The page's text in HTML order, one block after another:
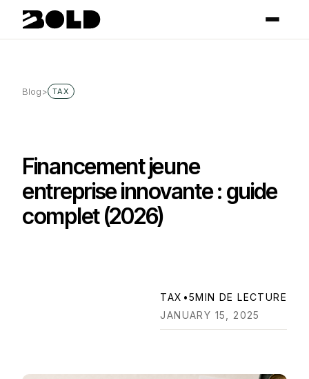
Blog> TAX
Financement jeune
entreprise innovante : guide
complet (2026)
TAX •5MIN DE LECTURE
JANUARY 15, 2025